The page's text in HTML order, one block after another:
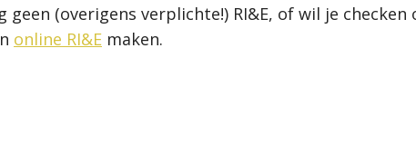
(overigens verplichte!) RI&E, of wil je checken
online RI&E maken.